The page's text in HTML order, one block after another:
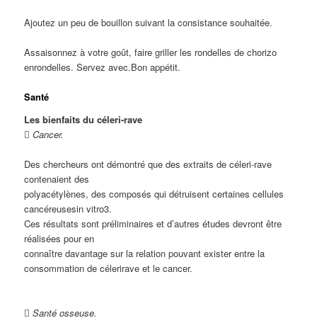
Ajoutez un peu de bouillon suivant la consistance souhaitée.
Assaisonnez à votre goût, faire griller les rondelles de chorizo
enrondelles. Servez avec.Bon appétit.
Santé
Les bienfaits du céleri-rave
Cancer.
Des chercheurs ont démontré que des extraits de céleri-rave
contenaient des
polyacétylènes, des composés qui détruisent certaines cellules
cancéreusesin vitro3.
Ces résultats sont préliminaires et d’autres études devront être
réalisées pour en
connaître davantage sur la relation pouvant exister entre la
consommation de célerirave et le cancer.
Santé osseuse.